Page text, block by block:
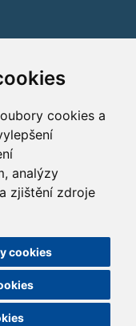
cookies a
analýzy
zjištění zdroje
cookies
by: